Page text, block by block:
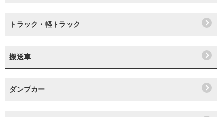
トラック・軽トラック
搬送車
ダンプカー